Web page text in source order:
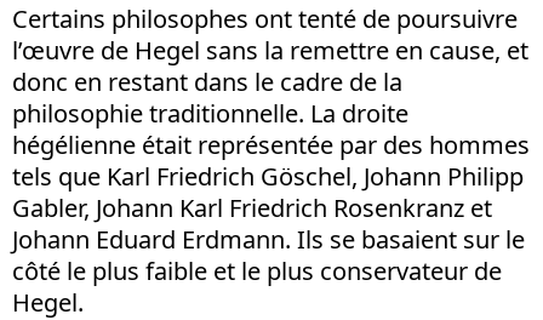
Certains philosophes ont tenté de poursuivre
l’œuvre de Hegel sans la remettre en cause, et
donc en restant dans le cadre de la
philosophie traditionnelle. La droite
hégélienne était représentée par des hommes
tels que Karl Friedrich Göschel, Johann Philipp
Gabler, Johann Karl Friedrich Rosenkranz et
Johann Eduard Erdmann. Ils se basaient sur le
côté le plus faible et le plus conservateur de
Hegel.